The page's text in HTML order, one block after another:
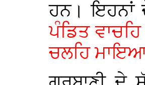
ਹਨ। ਇਹਨਾਂ
ਪੰਡਿਤ
ਚਲਹਿ ਮਾਇਆ